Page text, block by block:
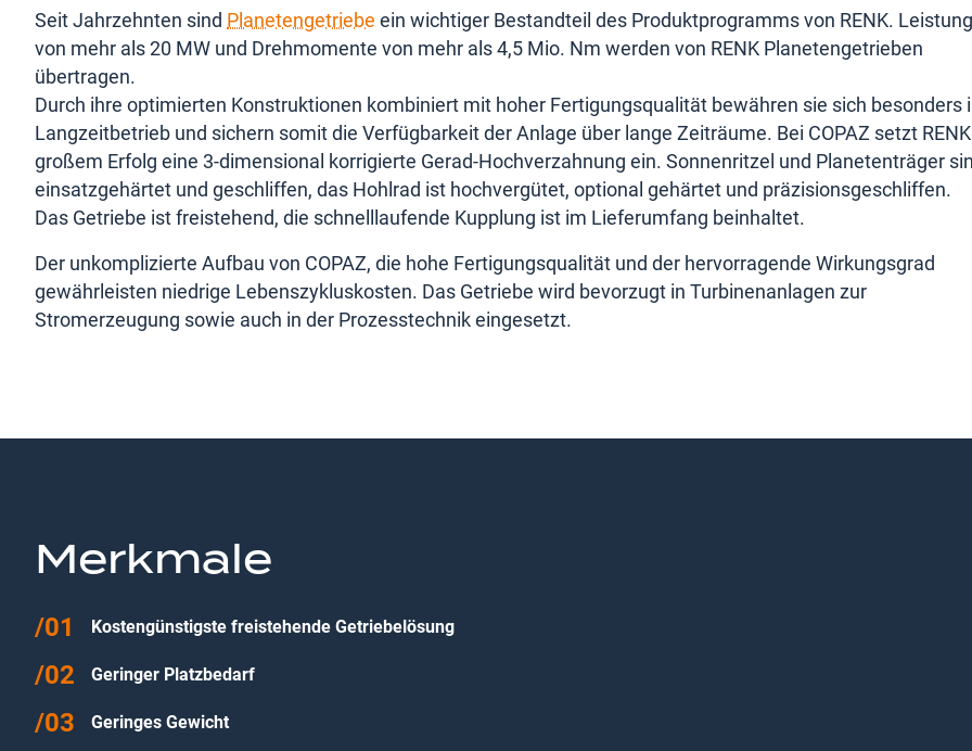
Seit Jahrzehnten sind Planetengetriebe ein wichtiger Bestandteil des Produktprogramms von RENK.
von mehr als 20 MW und Drehmomente von mehr als 4,5 Mio. Nm werden von RENK Planetengetrieben
übertragen.
Durch ihre optimierten Konstruktionen kombiniert mit hoher Fertigungsqualität bewähren sie sich besonders
Langzeitbetrieb und sichern somit die Verfügbarkeit der Anlage über lange Zeiträume. Bei COPAZ setzt
großem Erfolg eine 3-dimensional korrigierte Gerad-Hochverzahnung ein. Sonnenritzel und Planetenträger
einsatzgehärtet und geschliffen, das Hohlrad ist hochvergütet, optional gehärtet und präzisionsgeschliffen.
Das Getriebe ist freistehend, die schnelllaufende Kupplung ist im Lieferumfang beinhaltet.
Der unkomplizierte Aufbau von COPAZ, die hohe Fertigungsqualität und der hervorragende Wirkungsgrad
gewährleisten niedrige Lebenszykluskosten. Das Getriebe wird bevorzugt in Turbinenanlagen zur
Stromerzeugung sowie auch in der Prozesstechnik eingesetzt.
Merkmale
Kostengünstigste freistehende Getriebelösung
Geringer Platzbedarf
Geringes Gewicht